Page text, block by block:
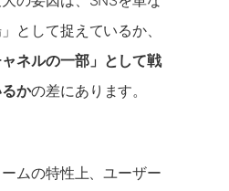
として捉えているか、
ャネルの一部」として戦
かの差にあります。
ムの特性上、ユーザー